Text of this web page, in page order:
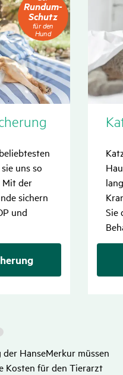
Rundum-
Schutz
für
den
Hund
Rundum-
Schutz
für den
Hund
uns so
Mit der
sichern
und
Sie
HanseMerkur müssen
Kosten für den Tierarzt